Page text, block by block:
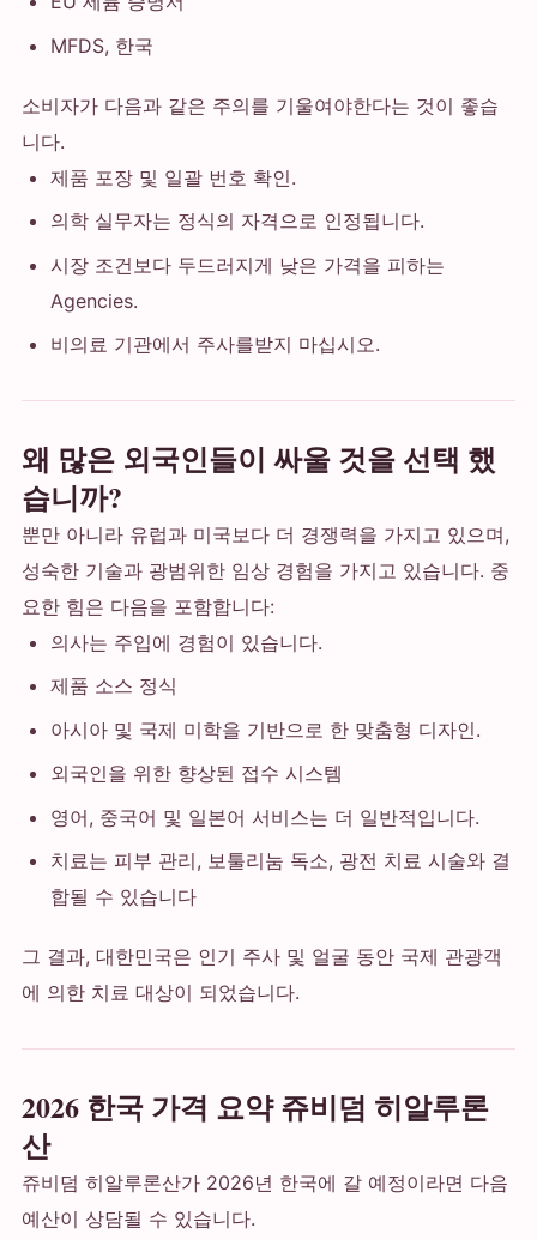
MFDS, 한국
소비자가 다음과 같은 주의를 기울여야한다는 것이 좋습
니다.
제품 포장 및 일괄 번호 확인.
의학 실무자는 정식의 자격으로 인정됩니다.
시장 조건보다 두드러지게 낮은 가격을 피하는
Agencies.
비의료 기관에서 주사를받지 마십시오.
왜 많은 외국인들이 싸울 것을 선택 했
습니까?
뿐만 아니라 유럽과 미국보다 더 경쟁력을 가지고 있으며,
성숙한 기술과 광범위한 임상 경험을 가지고 있습니다. 중
요한 힘은 다음을 포함합니다:
의사는 주입에 경험이 있습니다.
제품 소스 정식
아시아 및 국제 미학을 기반으로 한 맞춤형 디자인.
외국인을 위한 향상된 접수 시스템
영어, 중국어 및 일본어 서비스는 더 일반적입니다.
치료는 피부 관리, 보툴리눔 독소, 광전 치료 시술와 결
합될 수 있습니다
그 결과, 대한민국은 인기 주사 및 얼굴 동안 국제 관광객
에 의한 치료 대상이 되었습니다.
2026 한국 가격 요약 쥬비덤 히알루론
산
쥬비덤 히알루론산가 2026년 한국에 갈 예정이라면 다음
예산이 상담될 수 있습니다.